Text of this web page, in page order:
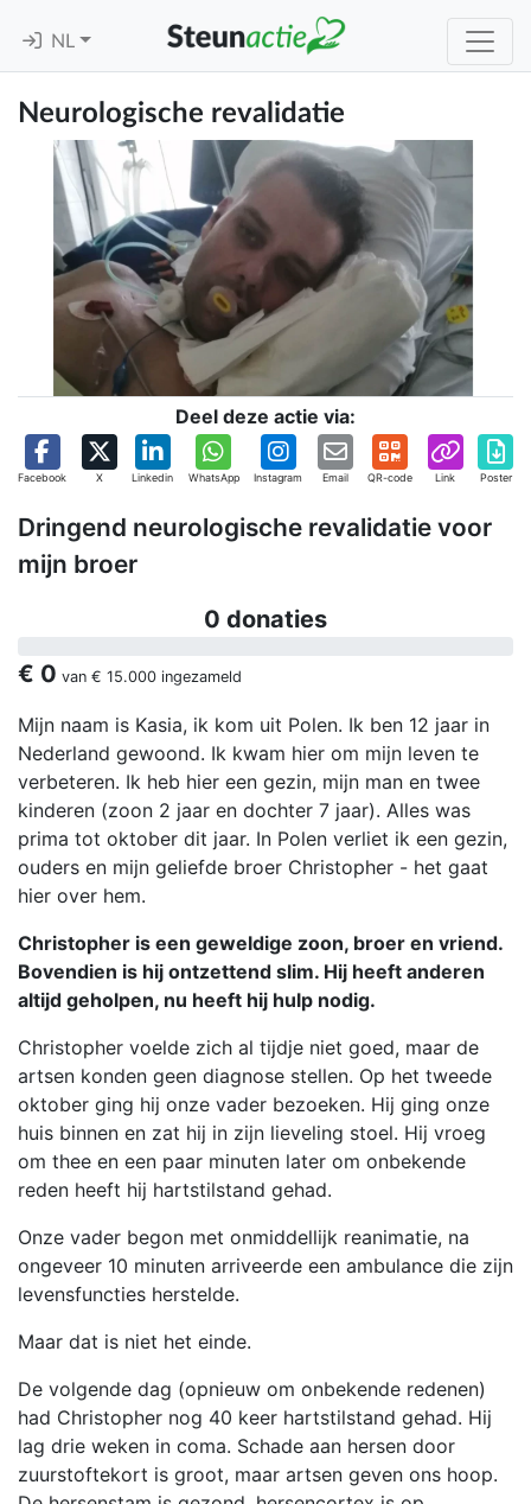
NL
Neurologische revalidatie
Deel deze actie via:
Facebook X Linkedin WhatsApp Instagram Email QR-code Link Poster
Dringend neurologische revalidatie voor
mijn broer
0 donaties
€ 0 van € 15.000 ingezameld
Mijn naam is Kasia, ik kom uit Polen. Ik ben 12 jaar in
Nederland gewoond. Ik kwam hier om mijn leven te
verbeteren. Ik heb hier een gezin, mijn man en twee
kinderen (zoon 2 jaar en dochter 7 jaar). Alles was
prima tot oktober dit jaar. In Polen verliet ik een gezin,
ouders en mijn geliefde broer Christopher - het gaat
hier over hem.
Christopher is een geweldige zoon, broer en vriend.
Bovendien is hij ontzettend slim. Hij heeft anderen
altijd geholpen, nu heeft hij hulp nodig.
Christopher voelde zich al tijdje niet goed, maar de
artsen konden geen diagnose stellen. Op het tweede
oktober ging hij onze vader bezoeken. Hij ging onze
huis binnen en zat hij in zijn lieveling stoel. Hij vroeg
om thee en een paar minuten later om onbekende
reden heeft hij hartstilstand gehad.
Onze vader begon met onmiddellijk reanimatie, na
ongeveer 10 minuten arriveerde een ambulance die zijn
levensfuncties herstelde.
Maar dat is niet het einde.
De volgende dag (opnieuw om onbekende redenen)
had Christopher nog 40 keer hartstilstand gehad. Hij
lag drie weken in coma. Schade aan hersen door
zuurstoftekort is groot, maar artsen geven ons hoop.